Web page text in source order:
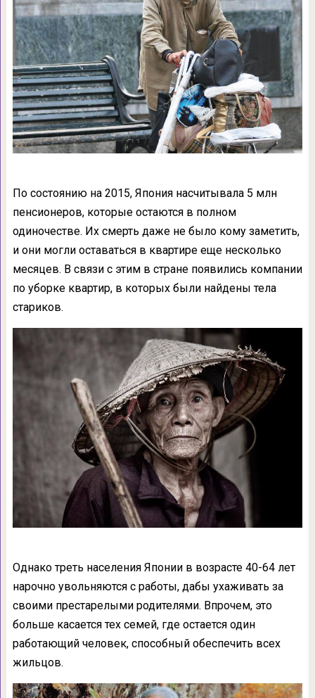
По состоянию на 2015, Япония насчитывала 5 млн
пенсионеров, которые остаются в полном
одиночестве. Их смерть даже не было кому заметить,
и они могли оставаться в квартире еще несколько
месяцев. В связи с этим в стране появились компании
по уборке квартир, в которых были найдены тела
стариков.
Однако треть населения Японии в возрасте 40-64 лет
нарочно увольняются с работы, дабы ухаживать за
своими престарелыми родителями. Впрочем, это
больше касается тех семей, где остается один
работающий человек, способный обеспечить всех
жильцов.